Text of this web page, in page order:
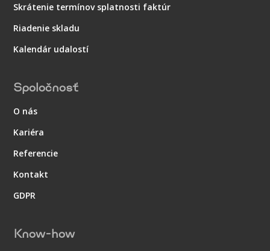
Skrátenie termínov splatnosti faktúr
Riadenie skladu
Kalendár udalostí
Spoločnosť
O nás
Kariéra
Referencie
Kontakt
GDPR
Know-how